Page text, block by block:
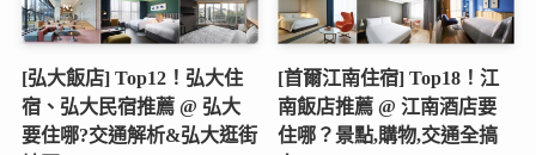
[弘大飯店] Top12！弘大住
宿、弘大民宿推薦 @ 弘大
要住哪?交通解析&弘大逛街
[首爾江南住宿] Top18！江
南飯店推薦 @ 江南酒店要
住哪？景點,購物,交通全搞